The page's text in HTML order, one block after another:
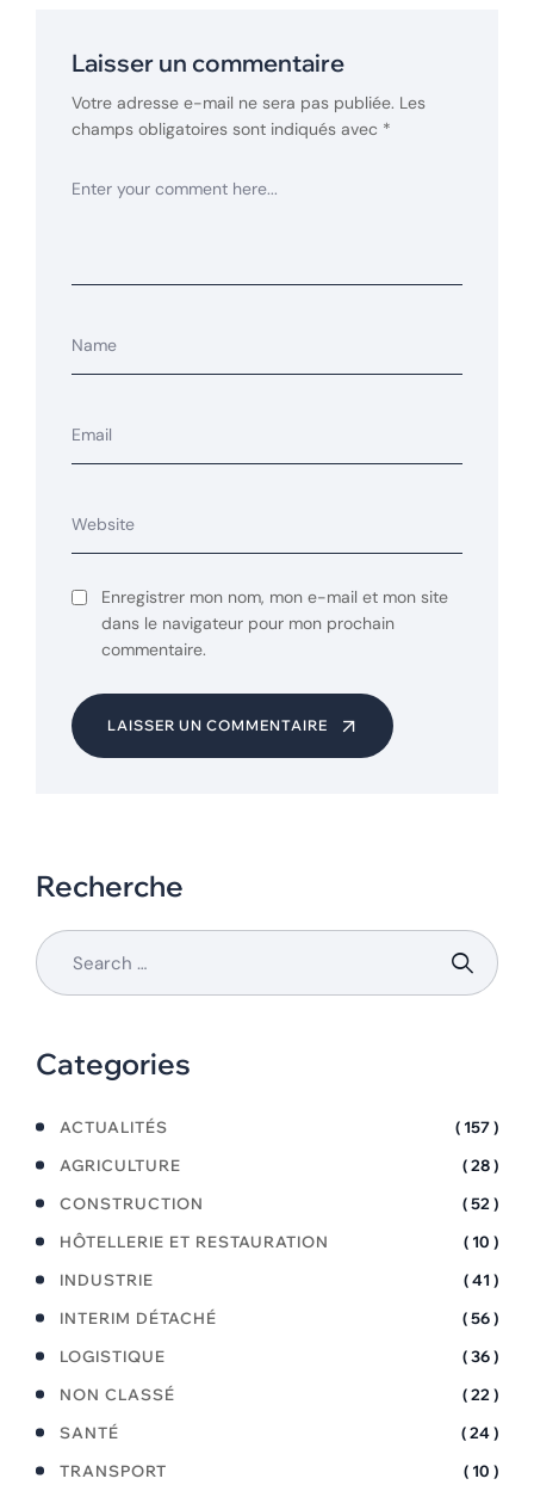
Laisser un commentaire
Votre adresse e-mail ne sera pas publiée. Les
champs obligatoires sont indiqués avec *
Enregistrer mon nom, mon e-mail et mon site
dans le navigateur pour mon prochain
commentaire.
LAISSER UN COMMENTAIRE
Recherche
Categories
ACTUALITÉS
( 157 )
AGRICULTURE
( 28 )
CONSTRUCTION
( 52 )
HÔTELLERIE ET RESTAURATION
( 10 )
INDUSTRIE
( 41 )
INTERIM DÉTACHÉ
( 56 )
LOGISTIQUE
( 36 )
NON CLASSÉ
( 22 )
SANTÉ
( 24 )
TRANSPORT
( 10 )